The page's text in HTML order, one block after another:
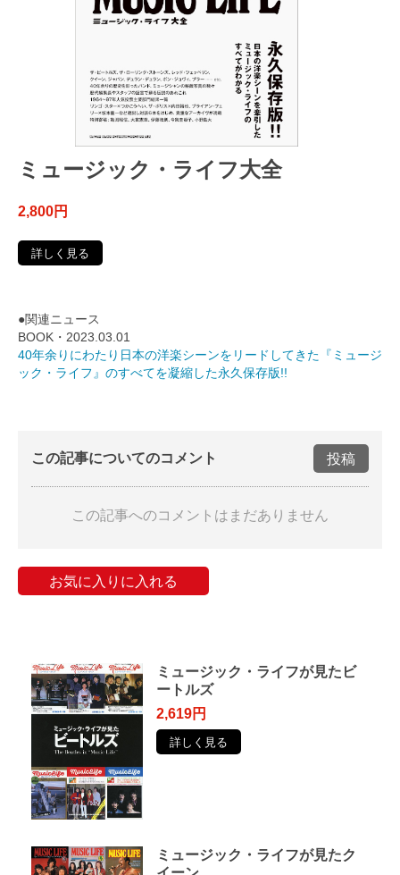
ミュージック・ライフ大全
2,800円
詳しく見る
●関連ニュース
BOOK・2023.03.01
40年余りにわたり日本の洋楽シーンをリードしてきた『ミュージ
ック・ライフ』のすべてを凝縮した永久保存版!!
この記事についてのコメント 投稿
この記事へのコメントはまだありません
お気に入りに入れる
ミュージック・ライフが見たビ
ートルズ
2,619円
詳しく見る
ミュージック・ライフが見たク